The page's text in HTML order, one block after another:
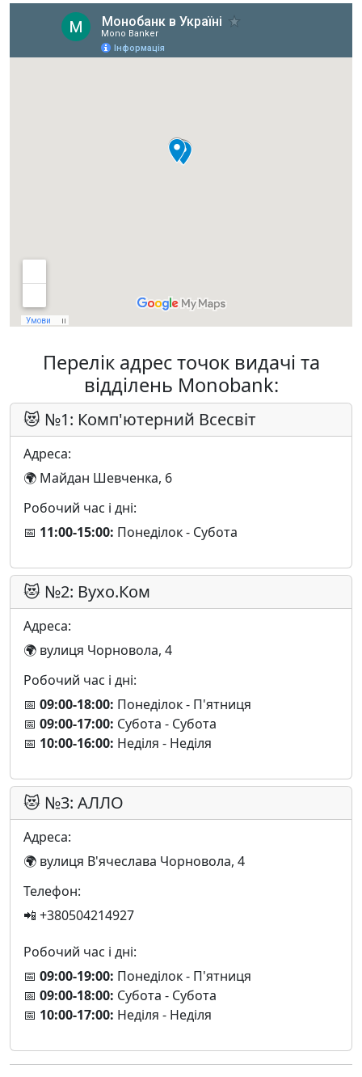
Перелік адрес точок видачі та
відділень Monobank:
😻 №1: Комп'ютерний Всесвіт
Адреса:
🌍 Майдан Шевченка, 6
Робочий час і дні:
📅 11:00-15:00: Понеділок - Субота
😻 №2: Вухо.Ком
Адреса:
🌍 вулиця Чорновола, 4
Робочий час і дні:
📅 09:00-18:00: Понеділок - П'ятниця
📅 09:00-17:00: Субота - Субота
📅 10:00-16:00: Неділя - Неділя
😻 №3: АЛЛО
Адреса:
🌍 вулиця В'ячеслава Чорновола, 4
Телефон:
📲 +380504214927
Робочий час і дні:
📅 09:00-19:00: Понеділок - П'ятниця
📅 09:00-18:00: Субота - Субота
📅 10:00-17:00: Неділя - Неділя